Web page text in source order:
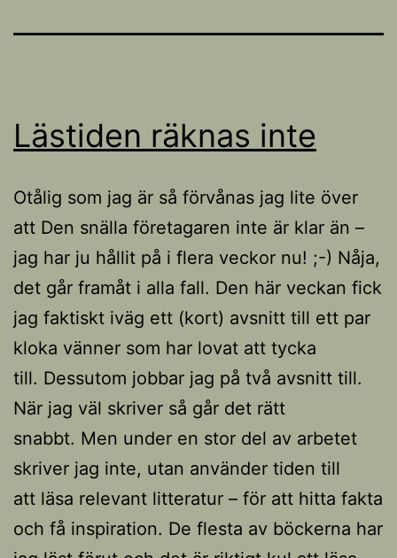
Lästiden räknas inte
Otålig som jag är så förvånas jag lite över
att Den snälla företagaren inte är klar än –
jag har ju hållit på i flera veckor nu! ;-) Nåja,
det går framåt i alla fall. Den här veckan fick
jag faktiskt iväg ett (kort) avsnitt till ett par
kloka vänner som har lovat att tycka
till. Dessutom jobbar jag på två avsnitt till.
När jag väl skriver så går det rätt
snabbt. Men under en stor del av arbetet
skriver jag inte, utan använder tiden till
att läsa relevant litteratur – för att hitta fakta
och få inspiration. De flesta av böckerna har